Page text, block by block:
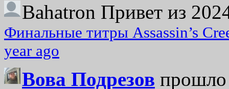
Bahatron Привет из
Финальные титры Assassin’s
year ago
Вова Подрезов прошло